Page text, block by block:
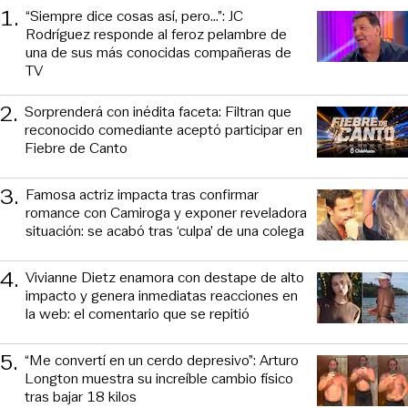
1. “Siempre dice cosas así, pero...”: JC
Rodríguez responde al feroz pelambre de
una de sus más conocidas compañeras de
TV
2. Sorprenderá con inédita faceta: Filtran que
reconocido comediante aceptó participar en
Fiebre de Canto
3. Famosa actriz impacta tras confirmar
romance con Camiroga y exponer reveladora
situación: se acabó tras ‘culpa’ de una colega
4. Vivianne Dietz enamora con destape de alto
impacto y genera inmediatas reacciones en
la web: el comentario que se repitió
5. “Me convertí en un cerdo depresivo”: Arturo
Longton muestra su increíble cambio físico
tras bajar 18 kilos